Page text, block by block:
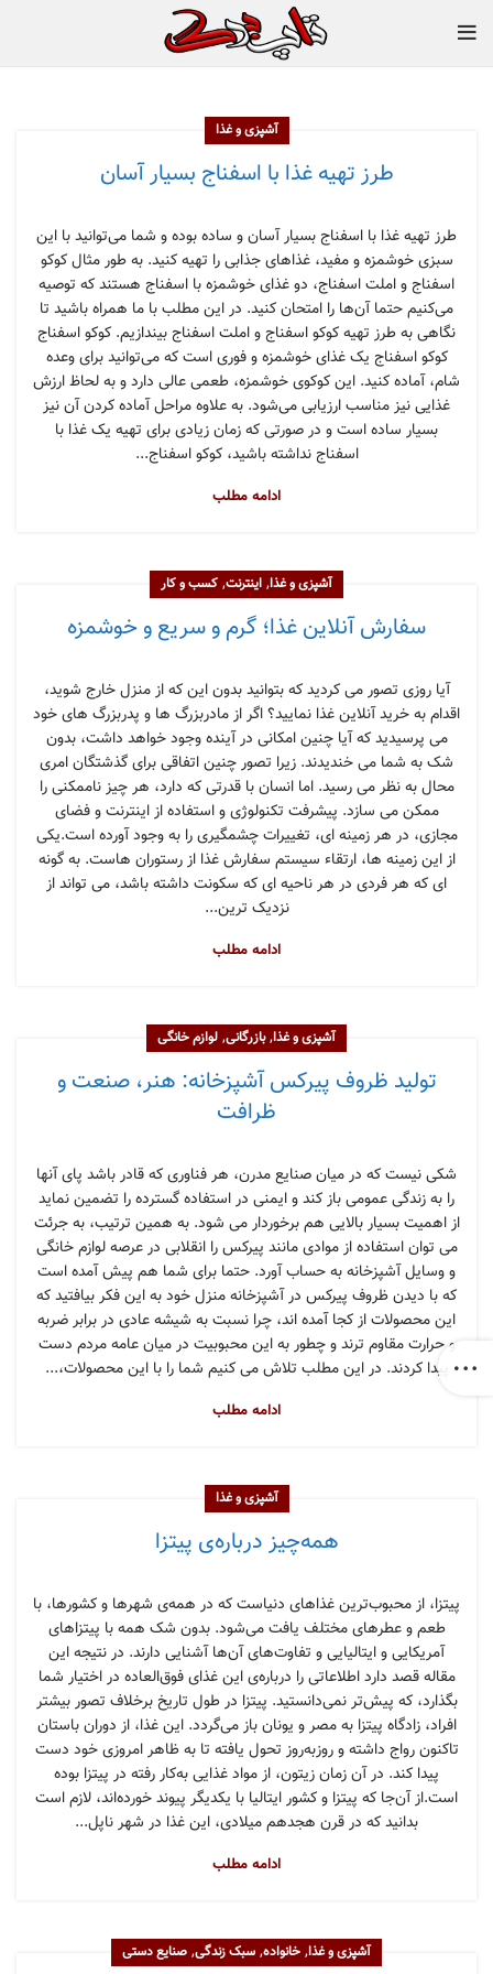
آشپزی و غذا
طرز تهیه غذا با اسفناج بسیار آسان
طرز تهیه غذا با اسفناج بسیار آسان و ساده بوده و شما می‌توانید با این
سبزی خوشمزه و مفید، غذاهای جذابی را تهیه کنید. به طور مثال کوکو
اسفناج و املت اسفناج، دو غذای خوشمزه با اسفناج هستند که توصیه
می‌کنیم حتما آن‌ها را امتحان کنید. در این مطلب با ما همراه باشید تا
نگاهی به طرز تهیه کوکو اسفناج و املت اسفناج بیندازیم. کوکو اسفناج
کوکو اسفناج یک غذای خوشمزه و فوری است که می‌توانید برای وعده
شام، آماده کنید. این کوکوی خوشمزه، طعمی عالی دارد و به لحاظ ارزش
غذایی نیز مناسب ارزیابی می‌شود. به علاوه مراحل آماده کردن آن نیز
بسیار ساده است و در صورتی که زمان زیادی برای تهیه یک غذا با
اسفناج نداشته باشید، کوکو اسفناج...
ادامه مطلب
آشپزی و غذا, اینترنت, کسب و کار
سفارش آنلاین غذا؛ گرم و سریع و خوشمزه
آیا روزی تصور می کردید که بتوانید بدون این که از منزل خارج شوید،
اقدام به خرید آنلاین غذا نمایید؟ اگر از مادربزرگ ها و پدربزرگ های خود
می پرسیدید که آیا چنین امکانی در آینده وجود خواهد داشت، بدون
شک به شما می خندیدند. زیرا تصور چنین اتفاقی برای گذشتگان امری
محال به نظر می رسید. اما انسان با قدرتی که دارد، هر چیز ناممکنی را
ممکن می سازد. پیشرفت تکنولوژی و استفاده از اینترنت و فضای
مجازی، در هر زمینه ای، تغییرات چشمگیری را به وجود آورده است.یکی
از این زمینه ها، ارتقاء سیستم سفارش غذا از رستوران هاست. به گونه
ای که هر فردی در هر ناحیه ای که سکونت داشته باشد، می تواند از
نزدیک ترین...
ادامه مطلب
آشپزی و غذا,بازرگانی, لوازم خانگی
تولید ظروف پیرکس آشپزخانه: هنر، صنعت و
ظرافت
شکی نیست که در میان صنایع مدرن، هر فناوری که قادر باشد پای آنها
را به زندگی عمومی باز کند و ایمنی در استفاده گسترده را تضمین نماید
از اهمیت بسیار بالایی هم برخوردار می شود. به همین ترتیب، به جرئت
می توان استفاده از موادی مانند پیرکس را انقلابی در عرصه لوازم خانگی
و وسایل آشپزخانه به حساب آورد. حتما برای شما هم پیش آمده است
که با دیدن ظروف پیرکس در آشپزخانه منزل خود به این فکر بیافتید که
این محصولات از کجا آمده اند، چرا نسبت به شیشه عادی در برابر ضربه
و حرارت مقاوم ترند و چطور به این محبوبیت در میان عامه مردم دست
پیدا کردند. در این مطلب تلاش می کنیم شما را با این محصولات،...
ادامه مطلب
آشپزی و غذا
همه‌چیز درباره‌ی پیتزا
پیتزا، از محبوب‌ترین غذاهای دنیاست که در همه‌ی شهرها و کشورها، با
طعم‌ و عطرهای مختلف یافت می‌شود. بدون شک همه با پیتزاهای
آمریکایی و ایتالیایی و تفاوت‌های آن‌ها آشنایی دارند. در نتیجه این
مقاله قصد دارد اطلاعاتی را درباره‌ی این غذای فوق‌العاده در اختیار شما
بگذارد، که پیش‌تر نمی‌دانستید. پیتزا در طول تاریخ برخلاف تصور بیشتر
افراد، زادگاه پیتزا به مصر و یونان باز می‌گردد. این غذا، از دوران باستان
تاکنون رواج داشته و روز‌به‌روز تحول یافته تا به ظاهر امروزی خود دست
پیدا کند. در آن زمان زیتون، از مواد غذایی به‌کار رفته در پیتزا بوده
است.از آن‌جا که پیتزا و کشور ایتالیا با یکدیگر پیوند خورده‌اند، لازم است
بدانید که در قرن هجدهم میلادی، این غذا در شهر ناپل...
ادامه مطلب
آشپزی و غذا, خانواده, سبک زندگی, صنایع دستی